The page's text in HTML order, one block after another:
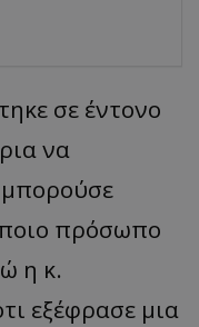
σε έντονο
να
μπορούσε
πρόσωπο
η κ.
εξέφρασε μια